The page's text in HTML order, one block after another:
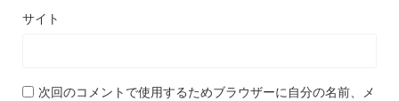
サイト
次回のコメントで使用するためブラウザーに自分の名前、メ